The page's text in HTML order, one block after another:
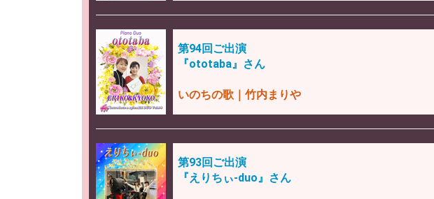
第94回ご出演
『ototaba』さん
いのちの歌｜竹内まりや
第93回ご出演
『えりちぃ-duo』さん